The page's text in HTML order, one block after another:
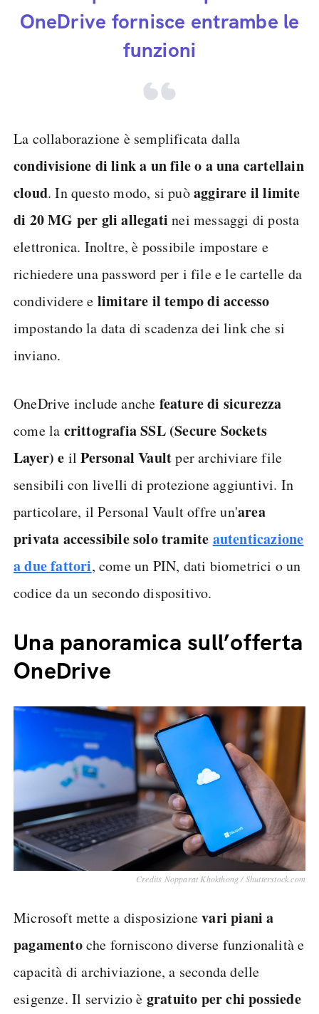
OneDrive fornisce entrambe le
funzioni
La collaborazione è semplificata dalla
condivisione di link a un file o a una cartellain
cloud. In questo modo, si puòaggirare il limite
di 20 MG per gli allegatinei messaggi di posta
elettronica. Inoltre, è possibile impostare e
richiedere una password per i file e le cartelle da
condividere e limitare il tempo di accesso
impostando la data di scadenza dei link che si
inviano.
OneDrive include anche feature di sicurezza
come la crittografia SSL (Secure Sockets
Layer) e il Personal Vaultper archiviare file
sensibili con livelli di protezione aggiuntivi. In
particolare, il Personal Vault offre un'area
privata accessibile solo tramite autenticazione
a due fattori, come un PIN, dati biometrici o un
codice da un secondo dispositivo.
Una panoramica sull’offerta
OneDrive
Credits Nopparat Khokthong / Shutterstock.com
Microsoft mette a disposizionevari piani a
pagamentoche forniscono diverse funzionalità e
capacità di archiviazione, a seconda delle
esigenze. Il servizio è gratuito per chi possiede